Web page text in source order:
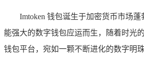
Imtoken 钱包诞生于加密货币市场
能强大的数字钱包应运而生，随着时光
钱包平台，宛如一颗不断进化的数字明珠